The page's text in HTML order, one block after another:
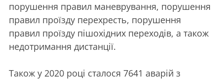
порушення правил маневрування, порушення
правил проїзду перехресть, порушення
правил проїзду пішохідних переходів, а також
недотримання дистанції.
Також у 2020 році сталося 7641 аварій з